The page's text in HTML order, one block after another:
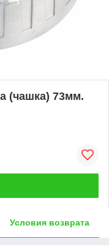
(чашка) 73мм.
Условия возврата